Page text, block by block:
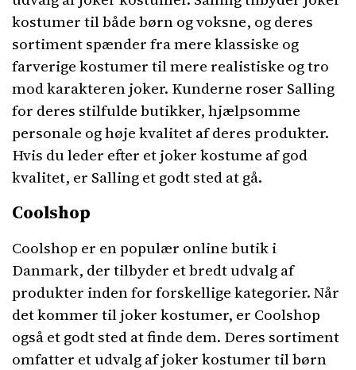
kostumer til både børn og voksne, og deres
sortiment spænder fra mere klassiske og
farverige kostumer til mere realistiske og tro
mod karakteren joker. Kunderne roser Salling
for deres stilfulde butikker, hjælpsomme
personale og høje kvalitet af deres produkter.
Hvis du leder efter et joker kostume af god
kvalitet, er Salling et godt sted at gå.
Coolshop
Coolshop er en populær online butik i
Danmark, der tilbyder et bredt udvalg af
produkter inden for forskellige kategorier. Når
det kommer til joker kostumer, er Coolshop
også et godt sted at finde dem. Deres sortiment
omfatter et udvalg af joker kostumer til børn